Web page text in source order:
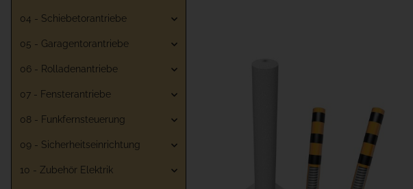
04 - Schiebetorantriebe
05 - Garagentorantriebe
06 - Rolladenantriebe
07 - Fensterantriebe
08 - Funkfernsteuerung
09 - Sicherheitseinrichtung
10 - Zubehör Elektrik